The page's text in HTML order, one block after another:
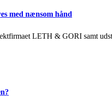
med nænsom hånd
LETH & GORI samt